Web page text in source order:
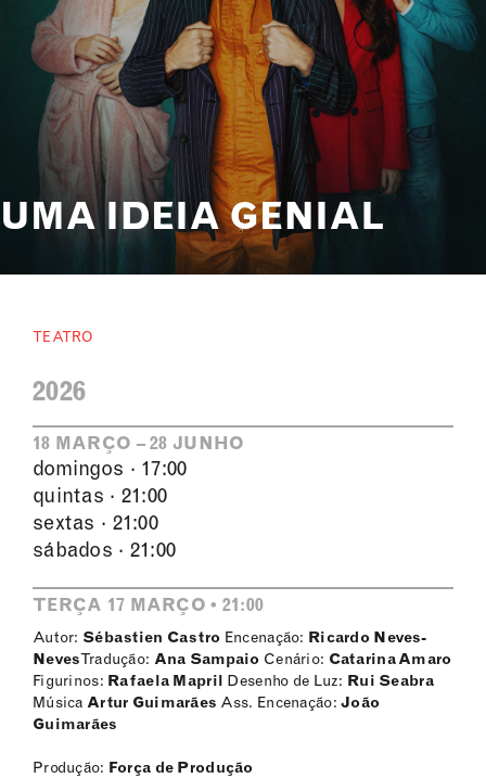
UMA IDEIA GENIAL
TEATRO
2026
18 MARÇO – 28 JUNHO
domingos · 17:00
quintas · 21:00
sextas · 21:00
sábados · 21:00
TERÇA 17 MARÇO • 21:00
Autor: Sébastien Castro Encenação: Ricardo Neves-
NevesTradução: Ana Sampaio Cenário: Catarina Amaro
Figurinos: Rafaela Mapril Desenho de Luz: Rui Seabra
Música Artur Guimarães Ass. Encenação:João
Guimarães
Produção: Força de Produção